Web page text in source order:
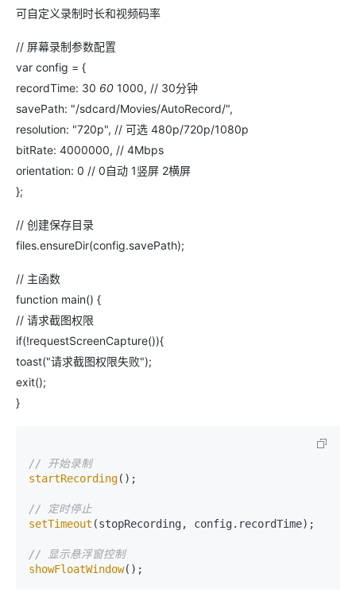
可自定义录制时长和视频码率
// 屏幕录制参数配置
var config = {
recordTime: 30 60 1000, // 30分钟
savePath: "/sdcard/Movies/AutoRecord/",
resolution: "720p", // 可选 480p/720p/1080p
bitRate: 4000000, // 4Mbps
orientation: 0 // 0自动 1竖屏 2横屏
};
// 创建保存目录
files.ensureDir(config.savePath);
// 主函数
function main() {
// 请求截图权限
if(!requestScreenCapture()){
toast("请求截图权限失败");
exit();
}
// 开始录制
startRecording();
// 定时停止
setTimeout (stopRecording, config.recordTime);
// 显示悬浮窗控制
showFloatWindow